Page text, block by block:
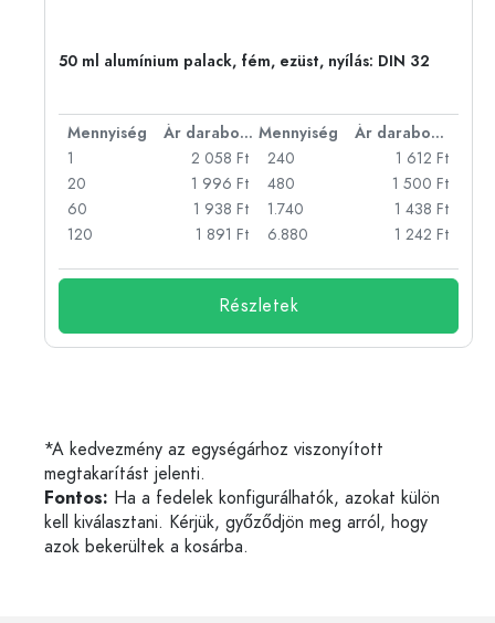
50 ml alumínium palack, fém, ezüst, nyílás: DIN 32
Mennyiség Ár darabonként Mennyiség
Ár darabonként
1
2 058 Ft
20
1 996 Ft
60
1 938 Ft
120
1 891 Ft
240
1 612 Ft
480
1 500 Ft
1.740
1 438 Ft
6.880
1 242 Ft
Részletek
*A kedvezmény az egységárhoz viszonyított
megtakarítást jelenti.
Fontos: Ha a fedelek konfigurálhatók, azokat külön
kell kiválasztani. Kérjük, győződjön meg arról, hogy
azok bekerültek a kosárba.